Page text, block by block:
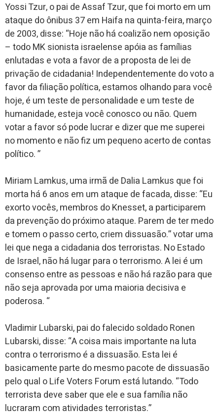
Yossi Tzur, o pai de Assaf Tzur, que foi morto em um
ataque do ônibus 37 em Haifa na quinta-feira, março
de 2003, disse: “Hoje não há coalizão nem oposição
– todo MK sionista israelense apóia as famílias
enlutadas e vota a favor de a proposta de lei de
privação de cidadania! Independentemente do voto a
favor da filiação política, estamos olhando para você
hoje, é um teste de personalidade e um teste de
humanidade, esteja você conosco ou não. Quem
votar a favor só pode lucrar e dizer que me superei
no momento e não fiz um pequeno acerto de contas
político. ”
Miriam Lamkus, uma irmã de Dalia Lamkus que foi
morta há 6 anos em um ataque de facada, disse: “Eu
exorto vocês, membros do Knesset, a participarem
da prevenção do próximo ataque. Parem de ter medo
e tomem o passo certo, criem dissuasão.” votar uma
lei que nega a cidadania dos terroristas. No Estado
de Israel, não há lugar para o terrorismo. A lei é um
consenso entre as pessoas e não há razão para que
não seja aprovada por uma maioria decisiva e
poderosa. “
Vladimir Lubarski, pai do falecido soldado Ronen
Lubarski, disse: “A coisa mais importante na luta
contra o terrorismo é a dissuasão. Esta lei é
basicamente parte do mesmo pacote de dissuasão
pelo qual o Life Voters Forum está lutando. “Todo
terrorista deve saber que ele e sua família não
lucraram com atividades terroristas.”